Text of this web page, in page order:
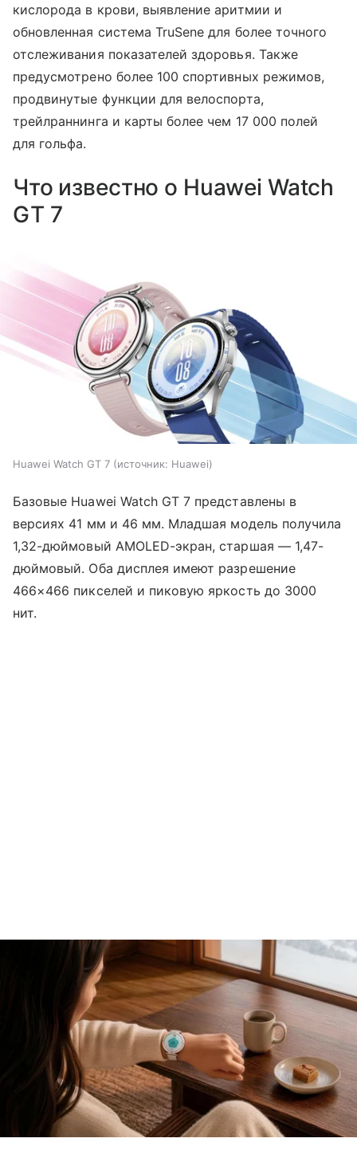
кислорода в крови, выявление аритмии и
обновленная система TruSene для более точного
отслеживания показателей здоровья. Также
предусмотрено более 100 спортивных режимов,
продвинутые функции для велоспорта,
трейлраннинга и карты более чем 17 000 полей
для гольфа.
Что известно о Huawei Watch
GT 7
Huawei Watch GT 7 источник: Huawei
Базовые Huawei Watch GT 7 представлены в
версиях 41 мм и 46 мм. Младшая модель получила
1,32-дюймовый AMOLED-экран, старшая — 1,47-
дюймовый. Оба дисплея имеют разрешение
466×466 пикселей и пиковую яркость до 3000
нит.